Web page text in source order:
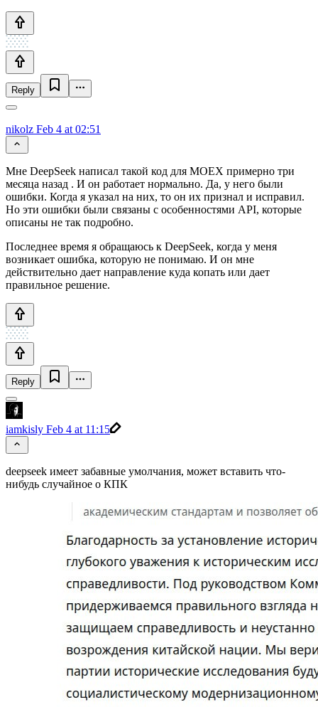
Reply
nikolz Feb 4 at 02:51
Мне DeepSeek написал такой код для MOEX примерно три
месяца назад . И он работает нормально. Да, у него были
ошибки. Когда я указал на них, то он их признал и исправил.
Но эти ошибки были связаны с особенностями API, которые
описаны не так подробно.
Последнее время я обращаюсь к DeepSeek, когда у меня
возникает ошибка, которую не понимаю. И он мне
действительно дает направление куда копать или дает
правильное решение.
Reply
iamkisly Feb 4 at 11:15
deepseek имеет забавные умолчания, может вставить что-
нибудь случайное о КПК